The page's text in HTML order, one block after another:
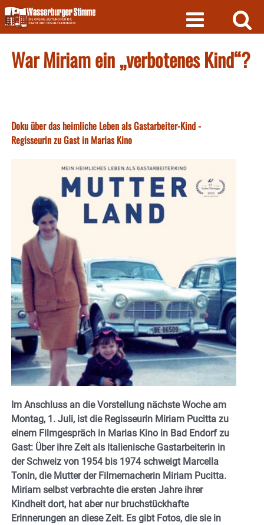
Skip
to
content
War Miriam ein „verbotenes Kind“?
Doku über das heimliche Leben als Gastarbeiter-Kind -
Regisseurin zu Gast in Marias Kino
Im Anschluss an die Vorstellung nächste Woche am
Montag, 1. Juli, ist die Regisseurin Miriam Pucitta zu
einem Filmgespräch in Marias Kino in Bad Endorf zu
Gast: Über ihre Zeit als italienische Gastarbeiterin in
der Schweiz von 1954 bis 1974 schweigt Marcella
Tonin, die Mutter der Filmemacherin Miriam Pucitta.
Miriam selbst verbrachte die ersten Jahre ihrer
Kindheit dort, hat aber nur bruchstückhafte
Erinnerungen an diese Zeit. Es gibt Fotos, die sie in